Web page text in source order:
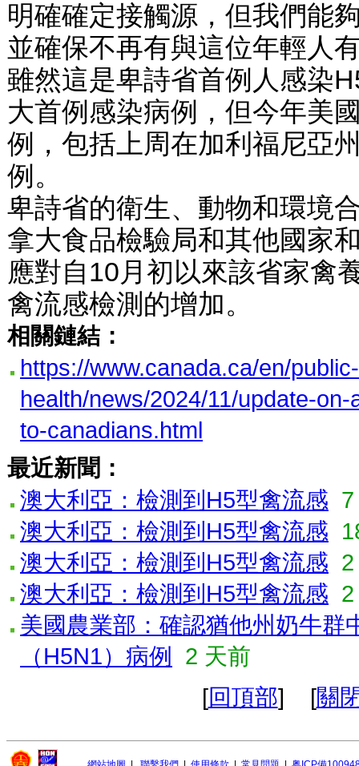
明確確定接觸源，但我們能
並確保不再有與這位年輕人
雖然這是卑詩省首例人感染
大首例感染病例，但今年美
例，包括上周在加利福尼亞
例。
卑詩省的衛生、動物和環境
拿大食品檢驗局和其他國家
應對自10月初以來該省家禽
禽流感檢測的增加。
相關鏈結：
https://www.canada.ca/en/public-
health/news/2024/11/update-
to-canadians.html
最近新聞：
澳大利亞：檢測到H5型禽流感
澳大利亞：檢測到H5型禽流感
澳大利亞：檢測到H5型禽流感
澳大利亞：檢測到H5型禽流感
美國農業部：確認猶他州奶牛群
（H5N1）病例
2 天前
[回頂部] [關